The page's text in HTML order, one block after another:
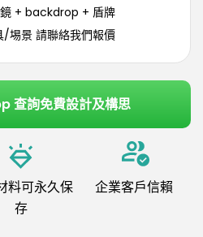
+ backdrop + 盾牌
埸景 請聯絡我們報價
查詢免費設計及構思
料可永久保
存
企業客戶信賴